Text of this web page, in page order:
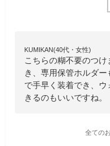
KUMIKAN(40代・女性)
こちらの糊不要のつ
き、専用保管ホルダ
で手早く装着でき、
きるのもいいですね。
全ての